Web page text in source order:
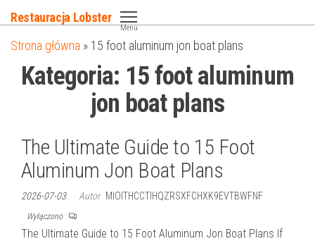
do
treści
Restauracja Lobster
Menu
Strona główna » 15 foot aluminum jon boat plans
Kategoria: 15 foot aluminum
jon boat plans
The Ultimate Guide to 15 Foot
Aluminum Jon Boat Plans
2026-07-03 Autor MIOITHCCTIHQZRSXFCHXK9EVTBWFNF
Wyłączono
The Ultimate Guide to 15 Foot Aluminum Jon Boat Plans If